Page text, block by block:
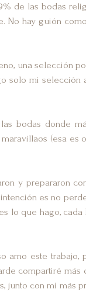
de las bodas
No hay guión
una selección
solo mi selección
bodas donde
(esa es
y prepararon
es no
lo que hago, cada
amo este trabajo,
compartiré más
junto con mi más